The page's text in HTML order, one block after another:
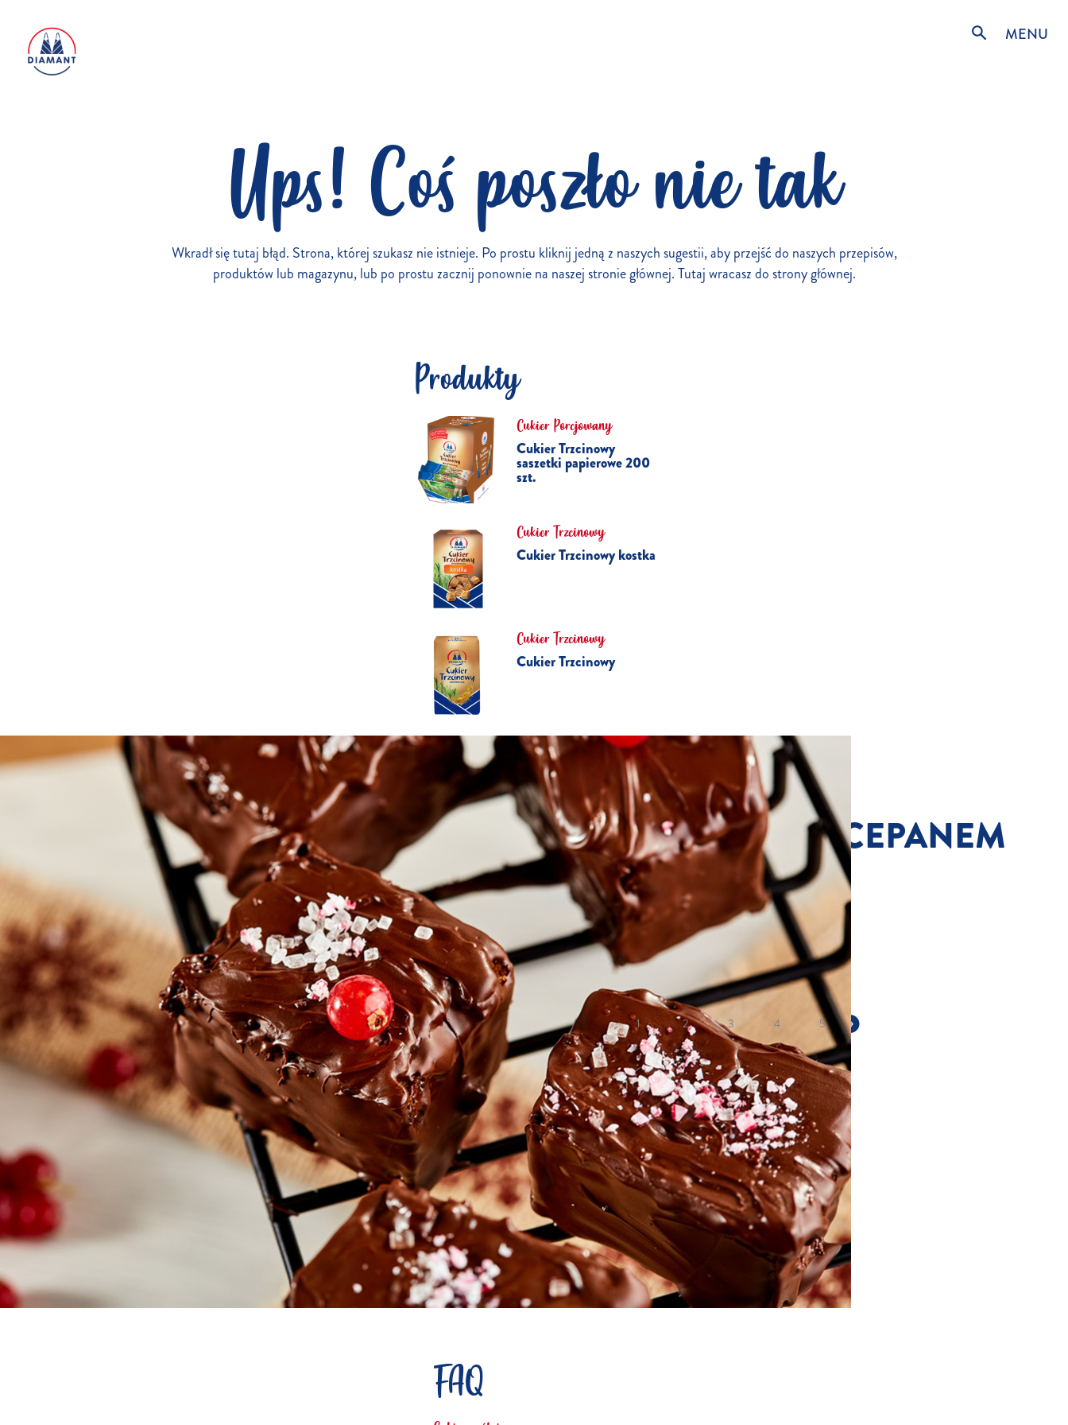
MENU
Ups! Coś poszło nie tak
Wkradł się tutaj błąd. Strona, której szukasz nie istnieje. Po prostu kliknij jedną z naszych sugestii, aby przejść do naszych przepisów,
produktów lub magazynu, lub po prostu zacznij ponownie na naszej stronie głównej. Tutaj wracasz do strony głównej.
Produkty
Cukier Porcjowany
Cukier Trzcinowy
saszetki papierowe 200
szt.
Cukier Trzcinowy
Cukier Trzcinowy kostka
Cukier Trzcinowy
Cukier Trzcinowy
Error Pages 404
Ciasto
PIERNIK Z MARCEPANEM
Opinie
90 min
Foremka Łatwy
Świąteczny smak
Twoja ocena:
1 2 3 4 5
Speichern Teilen
Produkt użyty do tego przepisu:
FAQ